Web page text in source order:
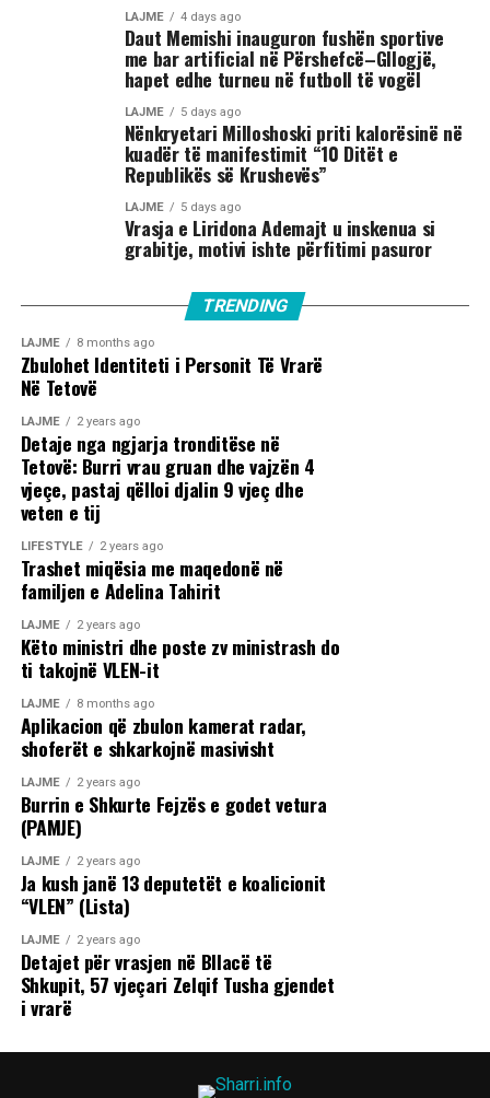
LAJME 4 days ago
Daut Memishi inauguron fushën sportive
me bar artificial në Përshefcë–Gllogjë,
hapet edhe turneu në futboll të vogël
LAJME 5 days ago
Nënkryetari Milloshoski priti kalorësinë në
kuadër të manifestimit “10 Ditët e
Republikës së Krushevës”
LAJME 5 days ago
Vrasja e Liridona Ademajt u inskenua si
grabitje, motivi ishte përfitimi pasuror
TRENDING
LAJME 8 months ago
Zbulohet Identiteti i Personit Të Vrarë
Në Tetovë
LAJME 2 years ago
Detaje nga ngjarja tronditëse në
Tetovë: Burri vrau gruan dhe vajzën 4
vjeçe, pastaj qëlloi djalin 9 vjeç dhe
veten e tij
LIFESTYLE 2 years ago
Trashet miqësia me maqedonë në
familjen e Adelina Tahirit
LAJME 2 years ago
Këto ministri dhe poste zv ministrash do
ti takojnë VLEN-it
LAJME 8 months ago
Aplikacion që zbulon kamerat radar,
shoferët e shkarkojnë masivisht
LAJME 2 years ago
Burrin e Shkurte Fejzës e godet vetura
(PAMJE)
LAJME 2 years ago
Ja kush janë 13 deputetët e koalicionit
“VLEN” (Lista)
LAJME 2 years ago
Detajet për vrasjen në Bllacë të
Shkupit, 57 vjeçari Zelqif Tusha gjendet
i vrarë